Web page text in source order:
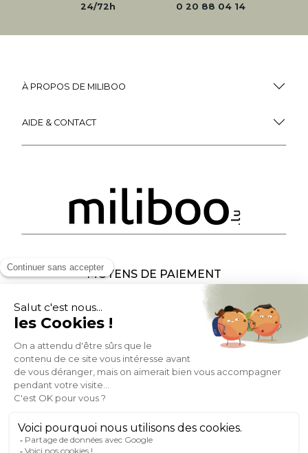
24/72h
0 20 88 04 14
À PROPOS DE MILIBOO
AIDE & CONTACT
MOYENS DE PAIEMENT
SOCIAL NETWORK